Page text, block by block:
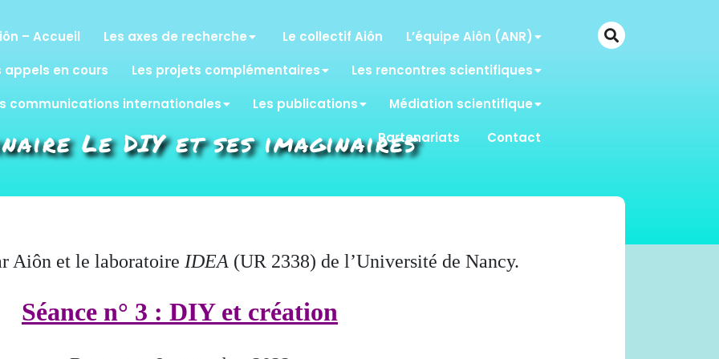
– Accueil Les axes de recherche Le collectif Aiôn
L’équipe Aiôn (ANR)
appels en cours
Les projets complémentaires
Les rencontres scientifiques
communications internationales
Les publications
Médiation scientifique
Partenariats
Contact
Le DIY et ses imaginaires
Aiôn et le laboratoire IDEA (UR 2338) de l’Université de Nancy.
Séance n° 3 : DIY et création